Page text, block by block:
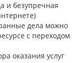
и безупречная
дела можно
с переходом
оказания услуг